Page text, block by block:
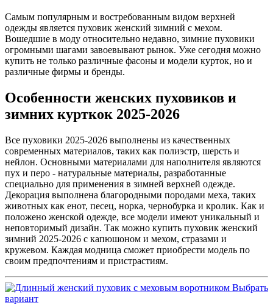
Самым популярным и востребованным видом верхней
одежды является пуховик женский зимний с мехом.
Вошедшие в моду относительно недавно, зимние пуховики
огромными шагами завоевывают рынок. Уже сегодня можно
купить не только различные фасоны и модели курток, но и
различные фирмы и бренды.
Особенности женских пуховиков и
зимних курткок 2025-2026
Все пуховики 2025-2026 выполнены из качественных
современных материалов, таких как полиэстр, шерсть и
нейлон. Основными материалами для наполнителя являются
пух и перо - натуральные материалы, разработанные
специально для применения в зимней верхней одежде.
Декорация выполнена благородными породами меха, таких
животных как енот, песец, норка, чернобурка и кролик. Как и
положено женской одежде, все модели имеют уникальный и
неповторимый дизайн. Так можно купить пуховик женский
зимний 2025-2026 с капюшоном и мехом, стразами и
кружевом. Каждая модница сможет приобрести модель по
своим предпочтениям и пристрастиям.
Выбрать
вариант